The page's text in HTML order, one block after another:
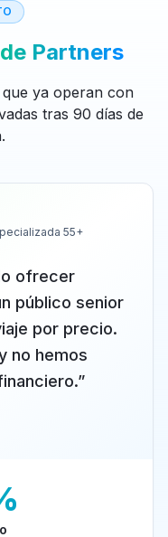
Partners
que ya operan con
tras 90 días de
55+
ofrecer
público senior
por precio.
no hemos
”